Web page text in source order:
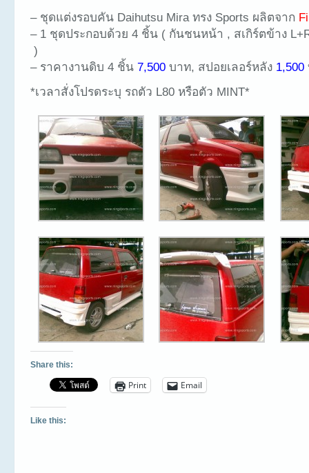
– ชุดแต่งรอบคัน Daihutsu Mira ทรง Sports ผลิตจาก
– 1 ชุดประกอบด้วย 4 ชิ้น ( กันชนหน้า , สเกิร์ตข้าง
)
– ราคางานดิบ 4 ชิ้น 7,500 บาท, สปอยเลอร์หลัง 1,500
*เวลาสั่งโปรดระบุ รถตัว L80 หรือตัว MINT*
Share this:
Print Email
Like this: